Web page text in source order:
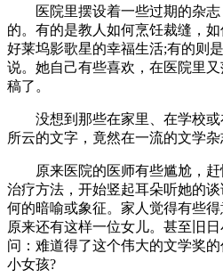
医院里摆设着一些过期的杂志
的。有的是教人如何烹饪裁缝，
好莱坞影歌星的幸福生活;有的则
说。她自己有些喜欢，在医院里
稿了。
没想到那些在家里、在学校或
所云的文字，竟然在一流的文学杂
原来医院的医师有些尴尬，赶
治疗方法，开始竖起耳朵听她的
何的暗喻或象征。家人觉得有些
原来还有这样一位女儿。甚至旧
问：难道得了这个伟大的文学奖
小女孩?